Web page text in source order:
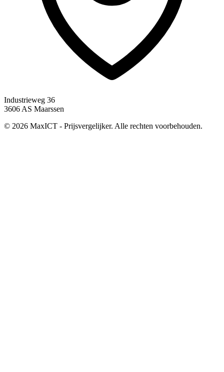
Industrieweg 36
3606 AS Maarssen
© 2026 MaxICT - Prijsvergelijker. Alle rechten voorbehouden.